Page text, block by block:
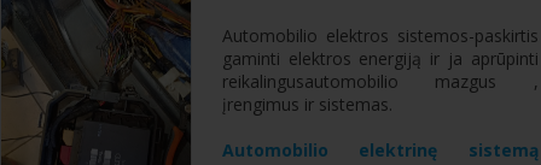
Automobilio elektros sistemos-paskirtis
gaminti elektros energiją ir ja aprūpinti
reikalingusautomobilio mazgus ,
įrengimus ir sistemas.
Automobilio elektrinę sistemą